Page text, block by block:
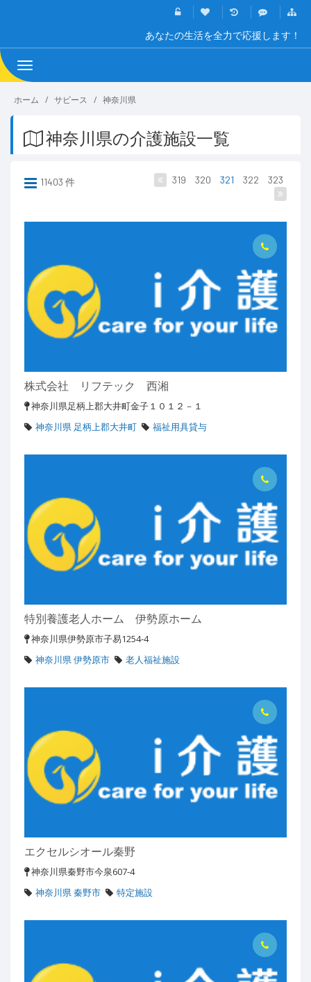
あなたの生活を全力で応援します！
Toggle
navigation
ホーム サビース 神奈川県
神奈川県の介護施設一覧
11403 件 319 320 321 322 323
株式会社 リフテック 西湘
神奈川県足柄上郡大井町金子１０１２－１
神奈川県 足柄上郡大井町
福祉用具貸与
特別養護老人ホーム 伊勢原ホーム
神奈川県伊勢原市子易1254-4
神奈川県 伊勢原市
老人福祉施設
エクセルシオール秦野
神奈川県秦野市今泉607-4
神奈川県 秦野市
特定施設